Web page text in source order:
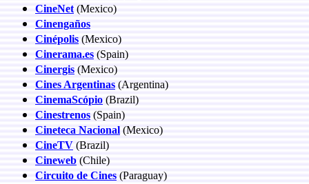
CineNet (Mexico)
Cinengaños
Cinépolis (Mexico)
Cinerama.es (Spain)
Cinergis (Mexico)
Cines Argentinas (Argentina)
CinemaScópio (Brazil)
Cinestrenos (Spain)
Cineteca Nacional (Mexico)
CineTV (Brazil)
Cineweb (Chile)
Circuito de Cines (Paraguay)